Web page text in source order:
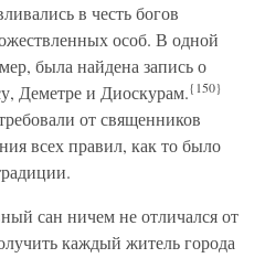
в честь богов
особ. В одной
была найдена запись о
Деметре и Диоскурам.{150}
от священников
всех правил, как то было
сан ничем не отличался от
каждый житель города